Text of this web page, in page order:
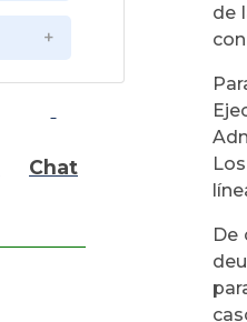
Chat
de
De